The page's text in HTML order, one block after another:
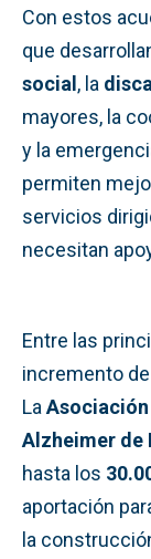
Con estos
que
social, la
mayores, la
y la
permiten
servicios
necesitan
Entre las
incremento
La Asociación
Alzheimer de
hasta los
aportación
la